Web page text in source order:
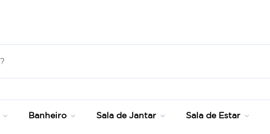
Banheiro Sala de Jantar Sala de Estar